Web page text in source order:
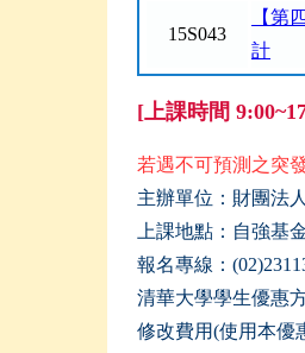
15S043
【第
計
[上課時間
若遇不可預測之突
主辦單位：財團法
上課地點：自強基
報名專線：
清華大學學生優惠
修改費用(使用本優